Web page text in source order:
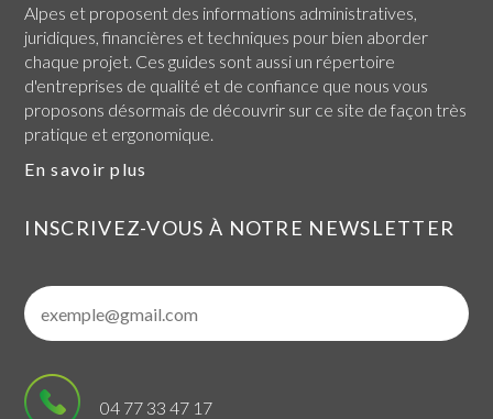
Alpes et proposent des informations administratives,
juridiques, financières et techniques pour bien aborder
chaque projet. Ces guides sont aussi un répertoire
d'entreprises de qualité et de confiance que nous vous
proposons désormais de découvrir sur ce site de façon très
pratique et ergonomique.
En savoir plus
INSCRIVEZ-VOUS À NOTRE NEWSLETTER
04 77 33 47 17